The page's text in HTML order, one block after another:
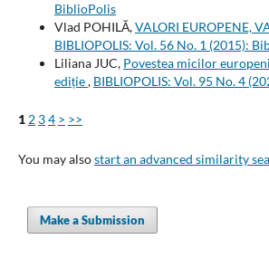
BiblioPolis
Vlad POHILĂ,VALORI EUROPENE,
BIBLIOPOLIS: Vol. 56 No. 1 (2015):
Liliana JUC, Povestea micilor
ediție, BIBLIOPOLIS: Vol. 95 No. 4
1 2 34 > >>
You may alsostart an advanced similarity
Make a Submission